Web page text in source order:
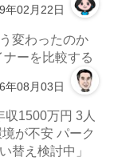
年02月22日
変わったのか
ーを比較する
年08月03日
1500万円 3人
が不安 パーク
替え検討中」